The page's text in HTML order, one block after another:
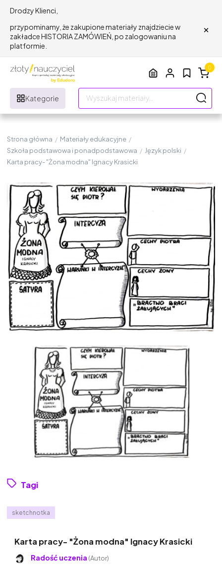
Drodzy Klienci,
przypominamy, że zakupione materiały znajdziecie w
zakładce HISTORIA ZAMÓWIEŃ, po zalogowaniu na
platformie.
×
Kategorie
0
Strona główna / Materiały edukacyjne /
Szkoła podstawowa i ponadpodstawowa / Język polski /
Karta pracy- "Żona modna" Ignacy Krasicki
Tagi
sketchnotka
Karta pracy- "Żona modna" Ignacy Krasicki
Radość uczenia (Autor)